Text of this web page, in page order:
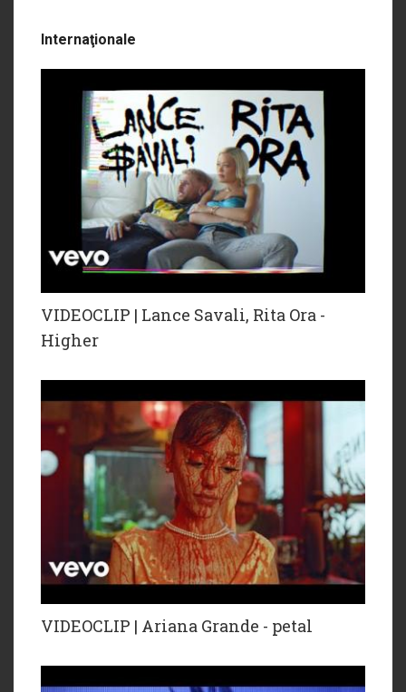
Internaţionale
VIDEOCLIP | Lance Savali, Rita Ora -
Higher
VIDEOCLIP | Ariana Grande - petal